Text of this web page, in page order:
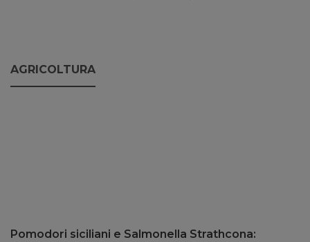
AGRICOLTURA
Pomodori siciliani e Salmonella Strathcona: